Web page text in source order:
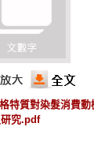
特質對染髮消費動
究.pdf